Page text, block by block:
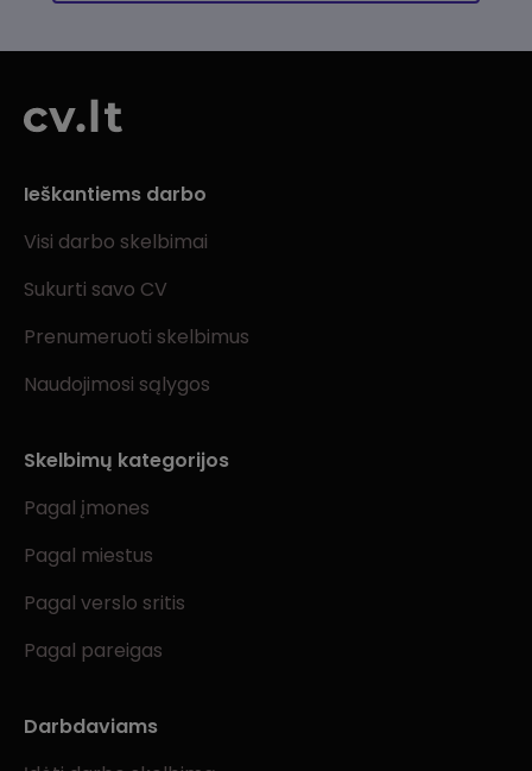
Ieškantiems darbo
Visi darbo skelbimai
Sukurti savo CV
Prenumeruoti skelbimus
Naudojimosi sąlygos
Skelbimų kategorijos
Pagal įmones
Pagal miestus
Pagal verslo sritis
Pagal pareigas
Darbdaviams